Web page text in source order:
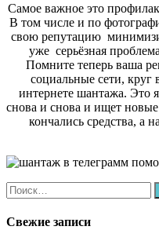
Самое важное это
В том числе и по
свою репутацию
уже серьёзная
Помните теперь ваша
социальные сети,
интернете шантажа. Это
снова и снова и ищет
кончались средства, а
Найти:
Свежие записи